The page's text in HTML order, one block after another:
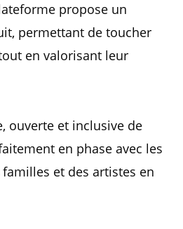
propose un
permettant de toucher
en valorisant leur
ouverte et inclusive de
en phase avec les
et des artistes en